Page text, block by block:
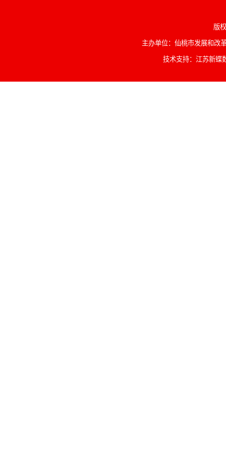
版
主办单位：仙桃市发展和改
技术支持：江苏新